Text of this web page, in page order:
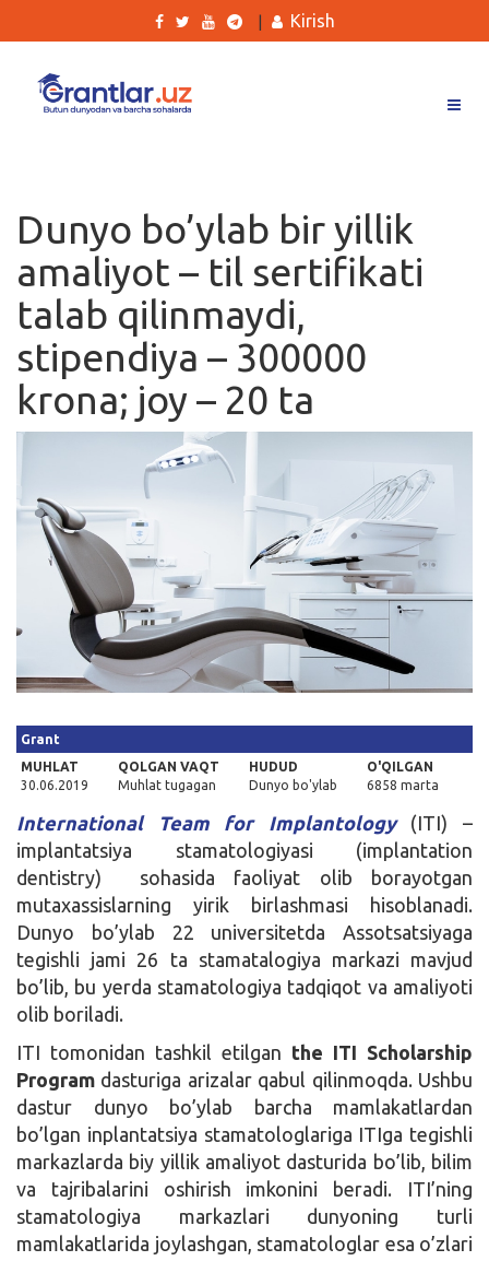
Ishlar
Kurslar
Blog
Yana
Kirish
Kirish
Dunyo bo’ylab bir yillik
amaliyot – til sertifikati
talab qilinmaydi,
stipendiya – 300000
krona; joy – 20 ta
Grant
MUHLAT
30.06.2019
QOLGAN VAQT
Muhlat tugagan
HUDUD
Dunyo bo'ylab
O'QILGAN
6858 marta
International Team for Implantology(ITI) –
implantatsiya stamatologiyasi (implantation
dentistry) sohasida faoliyat olib borayotgan
mutaxassislarning yirik birlashmasi hisoblanadi.
Dunyo bo’ylab 22 universitetda Assotsatsiyaga
tegishli jami 26 ta stamatalogiya markazi mavjud
bo’lib, bu yerda stamatologiya tadqiqot va amaliyoti
olib boriladi.
ITI tomonidan tashkil etilgan the ITI Scholarship
Program dasturiga arizalar qabul qilinmoqda. Ushbu
dastur dunyo bo’ylab barcha mamlakatlardan
bo’lgan inplantatsiya stamatologlariga ITIga tegishli
markazlarda biy yillik amaliyot dasturida bo’lib, bilim
va tajribalarini oshirish imkonini beradi. ITI’ning
stamatologiya markazlari dunyoning turli
mamlakatlarida joylashgan, stamatologlar esa o’zlari